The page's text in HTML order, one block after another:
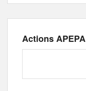
Actions APEPA